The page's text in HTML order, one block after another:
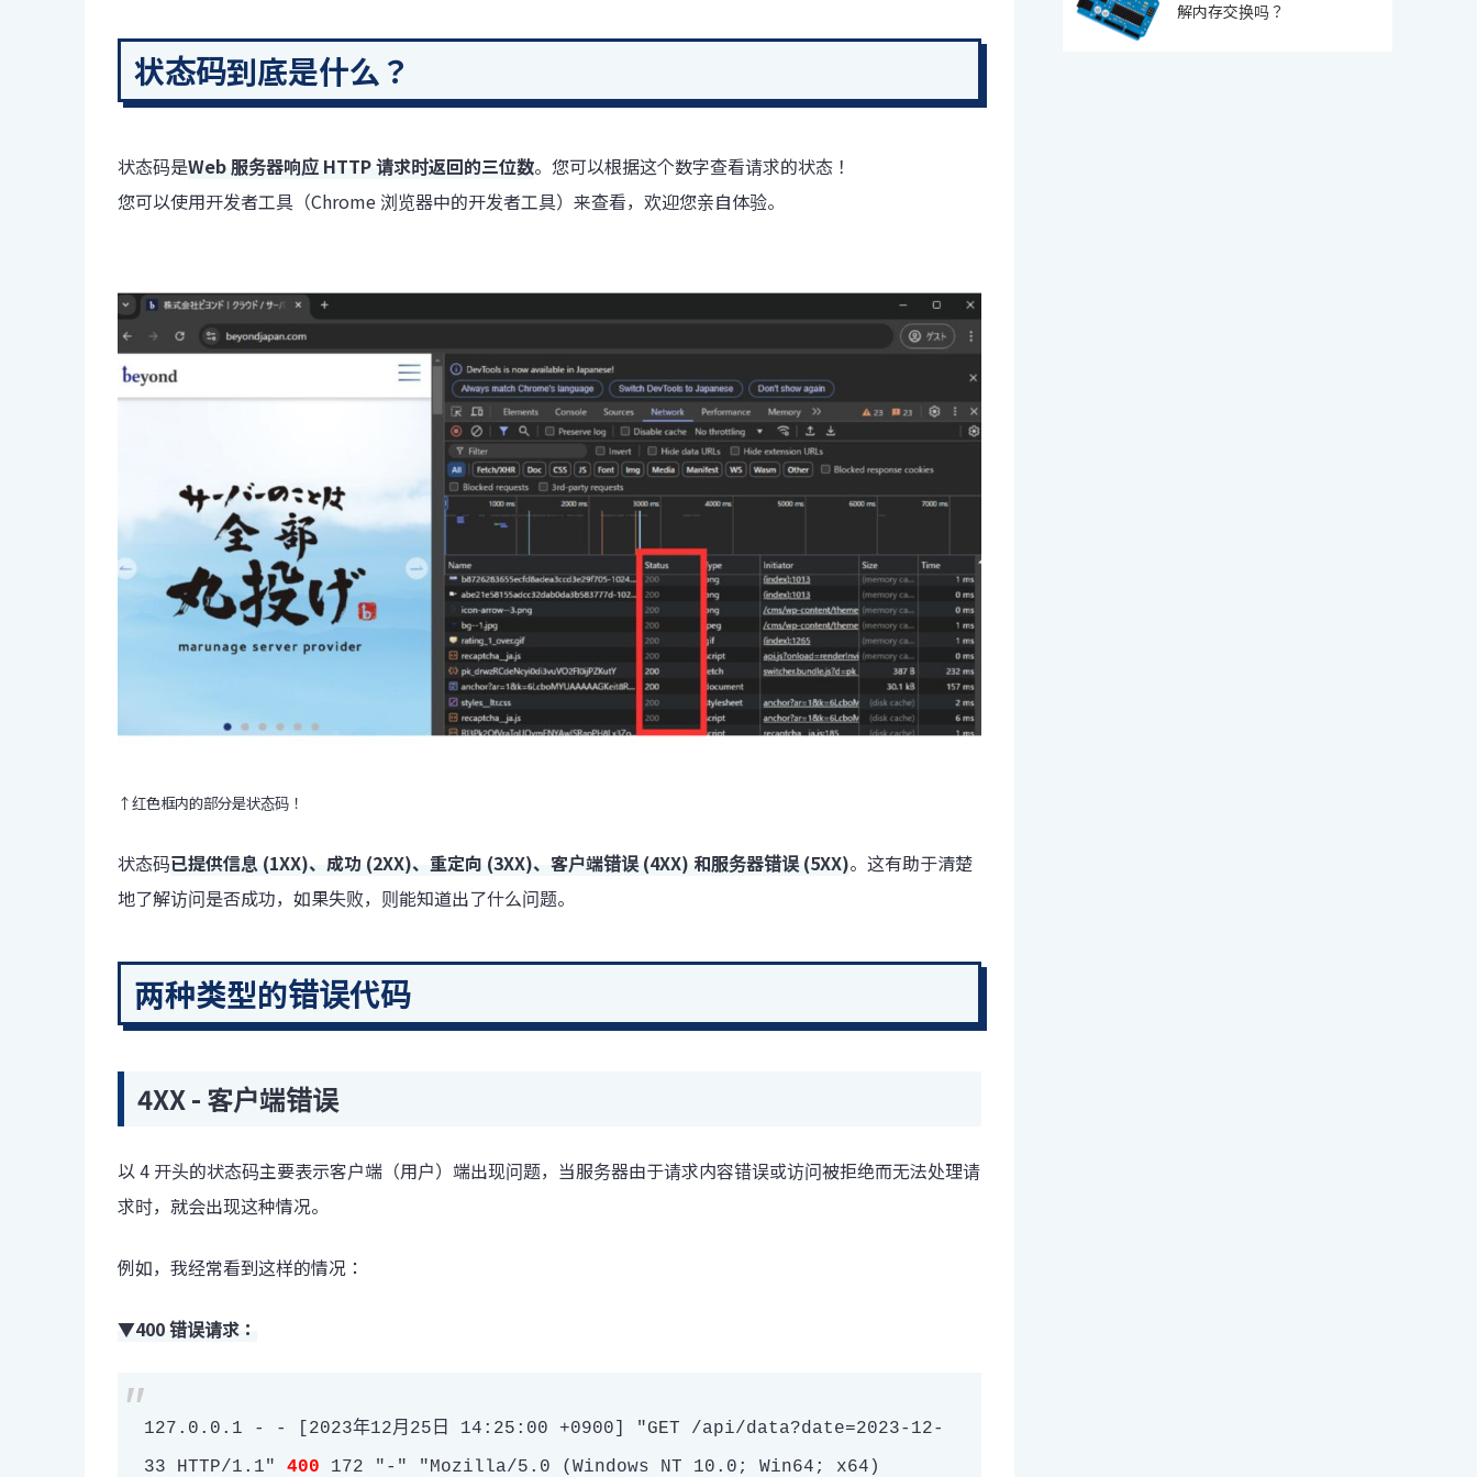
状态码到底是什么？
状态码是Web 服务器响应 HTTP 请求时返回的三位数。您可以根据这个数字查看请求的状态！
您可以使用开发者工具（Chrome 浏览器中的开发者工具）来查看，欢迎您亲自体验。
↑红色框内的部分是状态码！
状态码已提供信息 (1XX)、成功 (2XX)、重定向 (3XX)、客户端错误 (4XX) 和服务器错误 (5XX)。这有助于清楚
地了解访问是否成功，如果失败，则能知道出了什么问题。
两种类型的错误代码
4XX - 客户端错误
以 4 开头的状态码主要表示客户端（用户）端出现问题，当服务器由于请求内容错误或访问被拒绝而无法处理请
求时，就会出现这种情况。
例如，我经常看到这样的情况：
▼400 错误请求：
127.0.0.1 - - [2023年12月25日 14:25:00 +0900] "GET /api/data?date=2023-12-
33 HTTP/1.1"400 172 "-" "Mozilla/5.0 (Windows NT 10.0; Win64; x64)
解内存交换吗？